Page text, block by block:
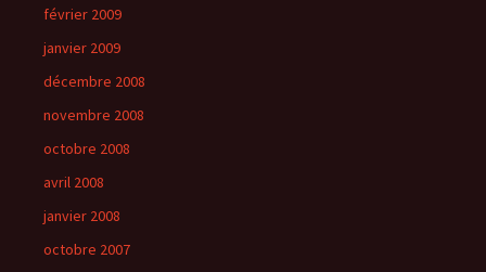
février 2009
janvier 2009
décembre 2008
novembre 2008
octobre 2008
avril 2008
janvier 2008
octobre 2007